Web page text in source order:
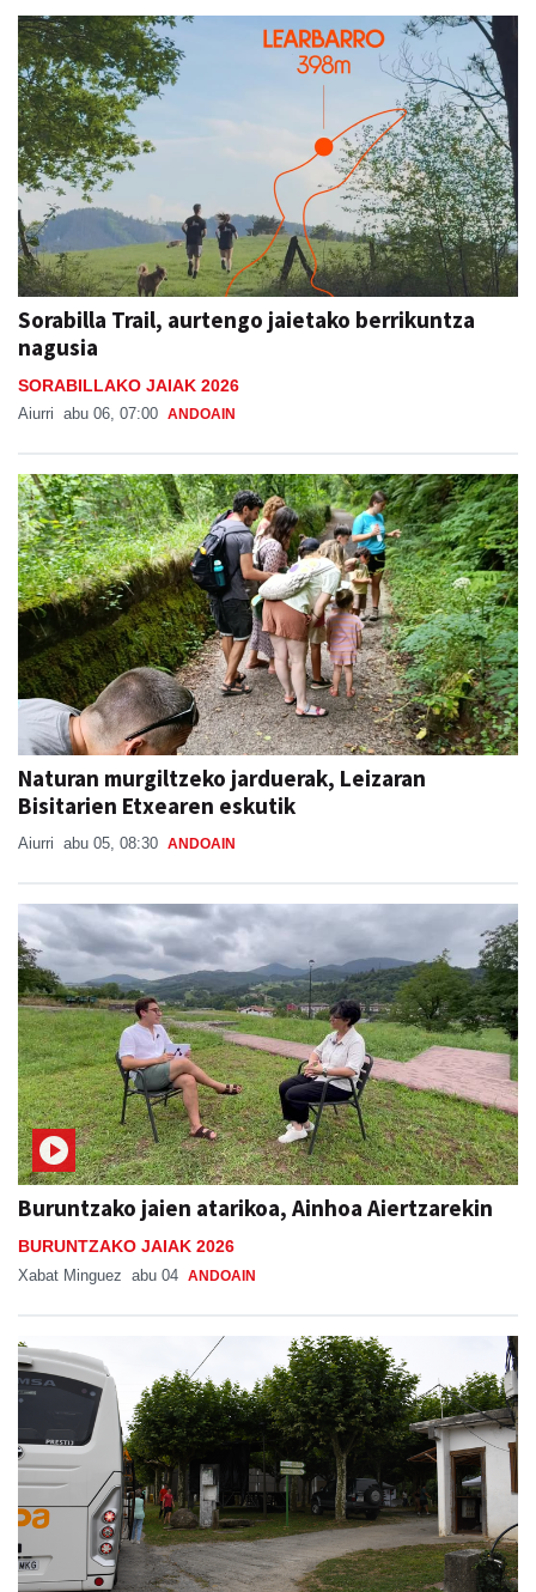
Sorabilla Trail, aurtengo jaietako berrikuntza
nagusia
SORABILLAKO JAIAK 2026
Aiurri abu 06, 07:00 ANDOAIN
Naturan murgiltzeko jarduerak, Leizaran
Bisitarien Etxearen eskutik
Aiurri abu 05, 08:30 ANDOAIN
Buruntzako jaien atarikoa, Ainhoa Aiertzarekin
BURUNTZAKO JAIAK 2026
Xabat Minguez abu 04 ANDOAIN